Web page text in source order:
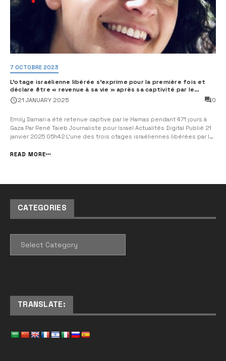
7 OCTOBRE 2023
L’otage israélienne libérée s’exprime pour la première fois et
déclare être « revenue à sa vie » après sa captivité par le
Hamas
21 JANUARY 2025 0
Emily Damari a été retenue captive par le Hamas pendant 471 jours à
Gaza Par René Taieb Journaliste pour Israel Actualités Digital Publié 21
janvier 2025 05h42 L’une des trois otages israéliennes libérées par le
affirmant qu’elle est « revenue dans sa...
READ MORE
CATEGORIES
TRANSLATE: